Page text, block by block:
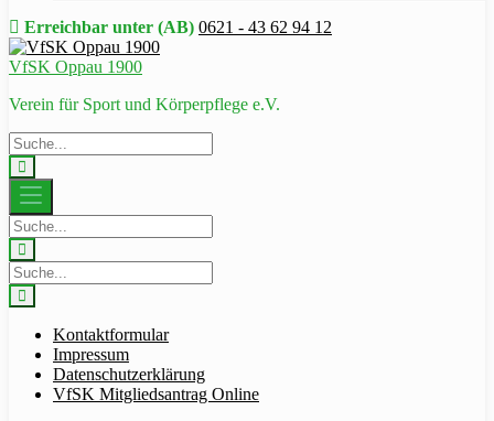
Erreichbar unter (AB) 0621 - 43 62 94 12
VfSK Oppau 1900
Verein für Sport und Körperpflege e.V.
Kontaktformular
Impressum
Datenschutzerklärung
VfSK Mitgliedsantrag Online